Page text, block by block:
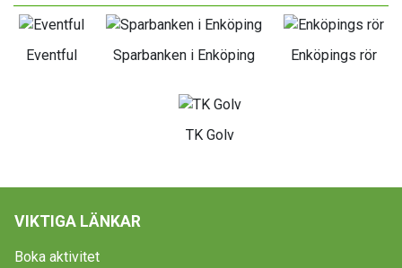
Eventful Sparbanken i Enköping Enköpings rör
TK Golv
VIKTIGA LÄNKAR
Boka aktivitet